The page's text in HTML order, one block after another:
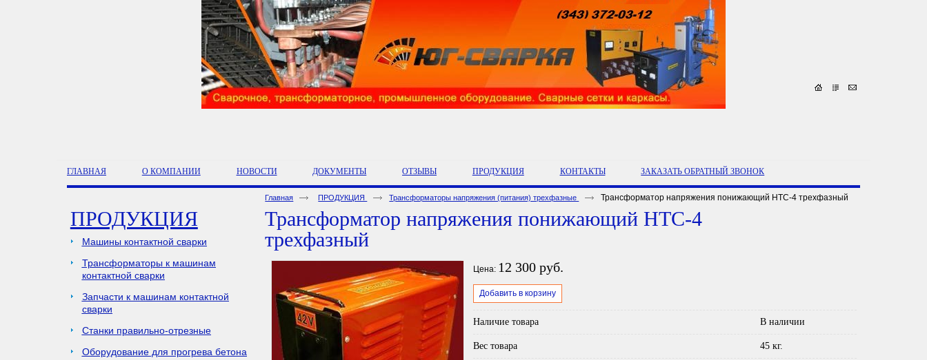
ГЛАВНАЯ О КОМПАНИИ НОВОСТИ ДОКУМЕНТЫ ОТЗЫВЫ ПРОДУКЦИЯ КОНТАКТЫ ЗАКАЗАТЬ ОБРАТНЫЙ ЗВОНОК
ПРОДУКЦИЯ
Машины контактной сварки
Трансформаторы к машинам
контактной сварки
Запчасти к машинам контактной
сварки
Станки правильно-отрезные
Оборудование для прогрева бетона
Главная ПРОДУКЦИЯ Трансформаторы напряжения (питания) трехфазные Трансформатор напряжения понижающий НТС-4 трехфазный
Трансформатор напряжения понижающий НТС-4
трехфазный
Цена: 12 300 руб.
Добавить в корзину
Наличие товара В наличии
Вес товара 45 кг.